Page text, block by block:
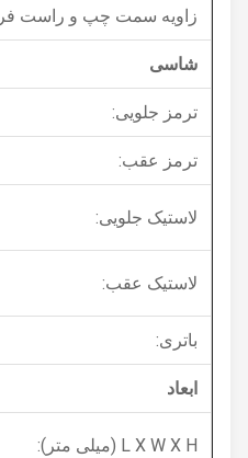
زاویه سمت چپ و راست فرمان
شاسی
ترمز جلویی:
ترمز عقب:
لاستیک جلویی:
لاستیک عقب:
باتری:
L X W X H (میلی متر):